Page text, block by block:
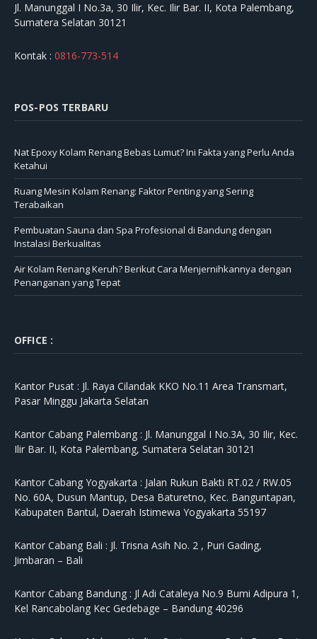
Jl. Manunggal I No.3a, 30 Ilir, Kec. Ilir Bar. II, Kota Palembang,
Sumatera Selatan 30121
Kontak : 0816-773-514
POS-POS TERBARU
Nat Epoxy Kolam Renang Bebas Lumut? Ini Fakta yang Perlu Anda
Ketahui
Ruang Mesin Kolam Renang: Faktor Penting yang Sering
Terabaikan
Pembuatan Sauna dan Spa Profesional di Bandung dengan
Instalasi Berkualitas
Air Kolam Renang Keruh? Berikut Cara Menjernihkannya dengan
Penanganan yang Tepat
OFFICE :
Kantor Pusat : Jl. Raya Cilandak KKO No.11 Area Transmart,
Pasar Minggu Jakarta Selatan
Kantor Cabang Palembang : Jl. Manunggal I No.3A, 30 Ilir, Kec.
Ilir Bar. II, Kota Palembang, Sumatera Selatan 30121
Kantor Cabang Yogyakarta : Jalan Rukun Bakti RT.02 / RW.05
No. 60A, Dusun Mantup, Desa Baturetno, Kec. Banguntapan,
Kabupaten Bantul, Daerah Istimewa Yogyakarta 55197
Kantor Cabang Bali : Jl. Trisna Asih No. 2 , Puri Gading,
Jimbaran – Bali
Kantor Cabang Bandung : Jl Adi Cataleya No.9 Bumi Adipura 1,
Kel Rancabolang Kec Gedebage – Bandung 40296